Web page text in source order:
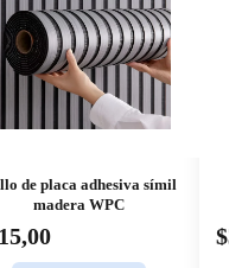
Sofá de 3 cuerpos Teddy
premium